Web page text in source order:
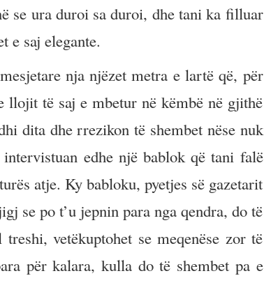
se ura duroi sa duroi, dhe tani ka filluar
e saj elegante.
nja njëzet metra e lartë që, për
llojit të saj e mbetur në këmbë në gjithë
dita dhe rrezikon të shembet nëse nuk
edhe një bablok që tani falë
atje. Ky babloku, pyetjes së gazetarit
se po t’u jepnin para nga qendra, do të
vetëkuptohet se meqenëse zor të
për kalara, kulla do të shembet pa e